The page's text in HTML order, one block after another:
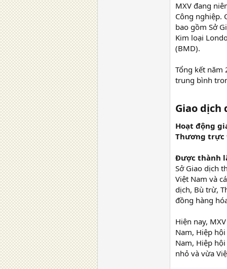
MXV đang
Công nghiệp.
bao gồm Sở
Kim loại
(BMD).
Tổng kết năm
trung bình
Giao dịch
Hoạt động
Thương trực
Được thành
Sở Giao dịch
Việt Nam và
dịch, Bù trừ,
đồng hàng
Hiện nay,
Nam, Hiệp
Nam, Hiệp
nhỏ và vừa